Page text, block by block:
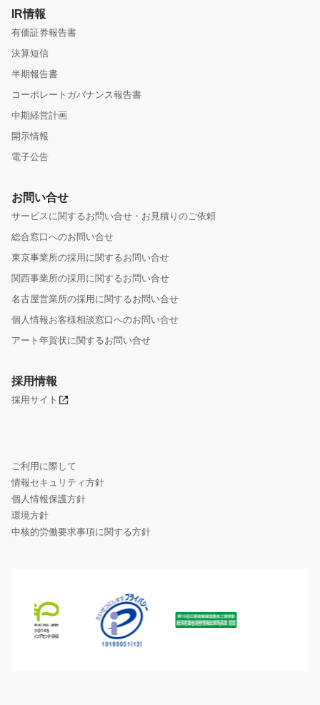
IR情報
有価証券報告書
決算短信
半期報告書
コーポレートガバナンス報告書
中期経営計画
開示情報
電子公告
お問い合せ
サービスに関するお問い合せ・お見積りのご依頼
総合窓口へのお問い合せ
東京事業所の採用に関するお問い合せ
関西事業所の採用に関するお問い合せ
名古屋営業所の採用に関するお問い合せ
個人情報お客様相談窓口へのお問い合せ
アート年賀状に関するお問い合せ
採用情報
採用サイト
ご利用に際して
情報セキュリティ方針
個人情報保護方針
環境方針
中核的労働要求事項に関する方針